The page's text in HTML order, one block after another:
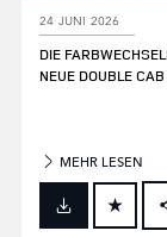
24 JUNI 2026
DIE
NEUE DOUBLE
MEHR LESEN